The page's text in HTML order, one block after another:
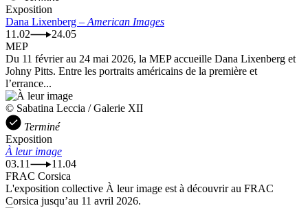
Exposition
Dana Lixenberg – American Images
11.02
24.05
MEP
Du 11 février au 24 mai 2026, la MEP accueille Dana Lixenberg et
Johny Pitts. Entre les portraits américains de la première et
l’errance...
© Sabatina Leccia / Galerie XII
Terminé
Exposition
À leur image
03.11
11.04
FRAC Corsica
L'exposition collective À leur image est à découvrir au FRAC
Corsica jusqu’au 11 avril 2026.